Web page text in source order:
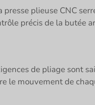
plieuse CNC
précis de la
de pliage sont
le mouvement de